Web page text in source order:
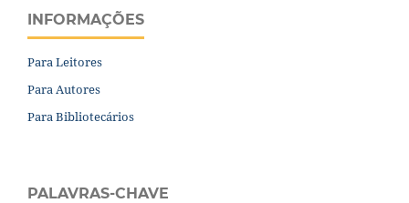
INFORMAÇÕES
Para Leitores
Para Autores
Para Bibliotecários
PALAVRAS-CHAVE